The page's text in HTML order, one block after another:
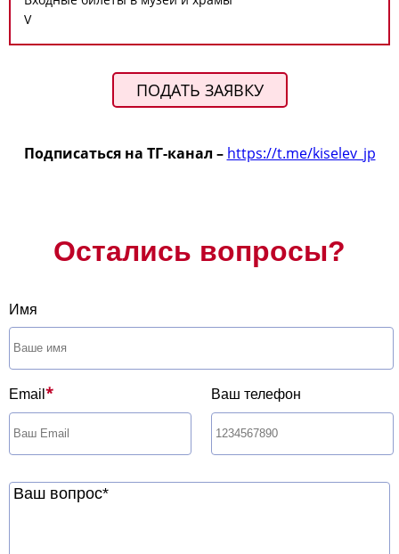
V
ПОДАТЬ ЗАЯВКУ
Подписаться на ТГ-канал – https://t.me/kiselev_jp
Остались вопросы?
Имя
Email * Ваш телефон